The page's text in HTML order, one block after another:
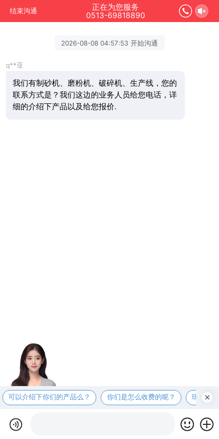
结束沟通
正在为您服务
0513-69818890
2026-08-08 04:57:53 开始沟通
q**亚
我们有制砂机、磨粉机、破碎机、生产线，您的
联系方式是？我们这边的业务人员给您电话，详
细的介绍下产品以及给您报价.
可以介绍下你们的产品么？ 你们是怎么收费的呢？ 现在有